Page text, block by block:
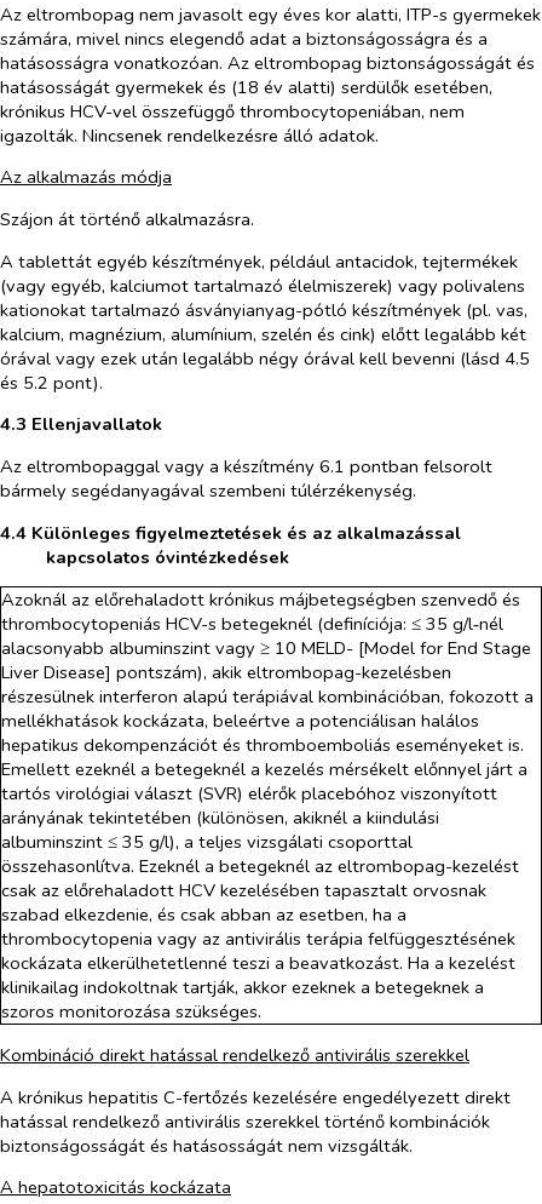
Az eltrombopag nem javasolt egy éves kor alatti, ITP-s gyermekek
számára, mivel nincs elegendő adat a biztonságosságra és a
hatásosságra vonatkozóan. Az eltrombopag biztonságosságát és
hatásosságát gyermekek és (18 év alatti) serdülők esetében,
krónikus HCV-vel összefüggő thrombocytopeniában, nem
igazolták. Nincsenek rendelkezésre álló adatok.
Az alkalmazás módja
Szájon át történő alkalmazásra.
A tablettát egyéb készítmények, például antacidok, tejtermékek
(vagy egyéb, kalciumot tartalmazó élelmiszerek) vagy polivalens
kationokat tartalmazó ásványianyag-pótló készítmények (pl. vas,
kalcium, magnézium, alumínium, szelén és cink) előtt legalább két
órával vagy ezek után legalább négy órával kell bevenni (lásd 4.5
és 5.2 pont).
4.3 Ellenjavallatok
Az eltrombopaggal vagy a készítmény 6.1 pontban felsorolt
bármely segédanyagával szembeni túlérzékenység.
4.4 Különleges figyelmeztetések és az alkalmazással
kapcsolatos óvintézkedések
Azoknál az előrehaladott krónikus májbetegségben szenvedő és
thrombocytopeniás HCV-s betegeknél (definíciója: ≤ 35 g/l‑nél
alacsonyabb albuminszint vagy ≥ 10 MELD- [Model for End Stage
Liver Disease] pontszám), akik eltrombopag-kezelésben
részesülnek interferon alapú terápiával kombinációban, fokozott a
mellékhatások kockázata, beleértve a potenciálisan halálos
hepatikus dekompenzációt és thromboemboliás eseményeket is.
Emellett ezeknél a betegeknél a kezelés mérsékelt előnnyel járt a
tartós virológiai választ (SVR) elérők placebóhoz viszonyított
arányának tekintetében (különösen, akiknél a kiindulási
albuminszint ≤ 35 g/l), a teljes vizsgálati csoporttal
összehasonlítva. Ezeknél a betegeknél az eltrombopag-kezelést
csak az előrehaladott HCV kezelésében tapasztalt orvosnak
szabad elkezdenie, és csak abban az esetben, ha a
thrombocytopenia vagy az antivirális terápia felfüggesztésének
kockázata elkerülhetetlenné teszi a beavatkozást. Ha a kezelést
klinikailag indokoltnak tartják, akkor ezeknek a betegeknek a
szoros monitorozása szükséges.
Kombináció direkt hatással rendelkező antivirális szerekkel
A krónikus hepatitis C-fertőzés kezelésére engedélyezett direkt
hatással rendelkező antivirális szerekkel történő kombinációk
biztonságosságát és hatásosságát nem vizsgálták.
A hepatotoxicitás kockázata